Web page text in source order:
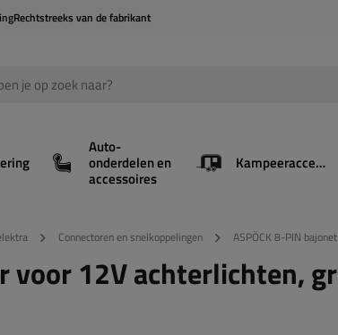
Rechtstreeks van de fabrikant
Auto-
onderdelen en
accessoires
Kampeeraccessoires
Connectoren en snelkoppelingen ASPÖCK 8-PIN
voor 12V achterlichten,